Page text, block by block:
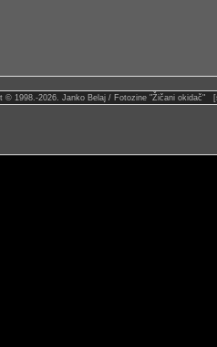
© 1998.-2026. Janko Belaj / Fotozine "Žičani okidač"